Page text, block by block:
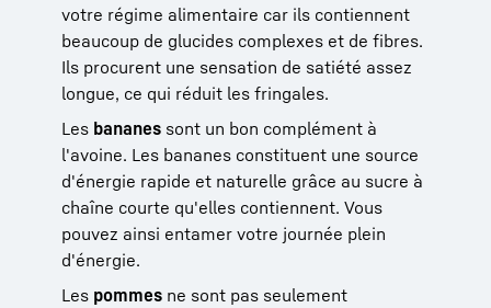
votre régime alimentaire car ils contiennent
beaucoup de glucides complexes et de fibres.
Ils procurent une sensation de satiété assez
longue, ce qui réduit les fringales.
Les bananes sont un bon complément à
l'avoine. Les bananes constituent une source
d'énergie rapide et naturelle grâce au sucre à
chaîne courte qu'elles contiennent. Vous
pouvez ainsi entamer votre journée plein
d'énergie.
Les pommes ne sont pas seulement